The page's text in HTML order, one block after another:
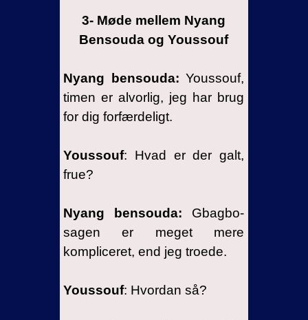
3- Møde mellem Nyang
Bensouda og Youssouf
Nyang bensouda: Youssouf,
timen er alvorlig, jeg har brug
for dig forfærdeligt.
Youssouf: Hvad er der galt,
frue?
Nyang bensouda: Gbagbo-
sagen er meget mere
kompliceret, end jeg troede.
Youssouf: Hvordan så?